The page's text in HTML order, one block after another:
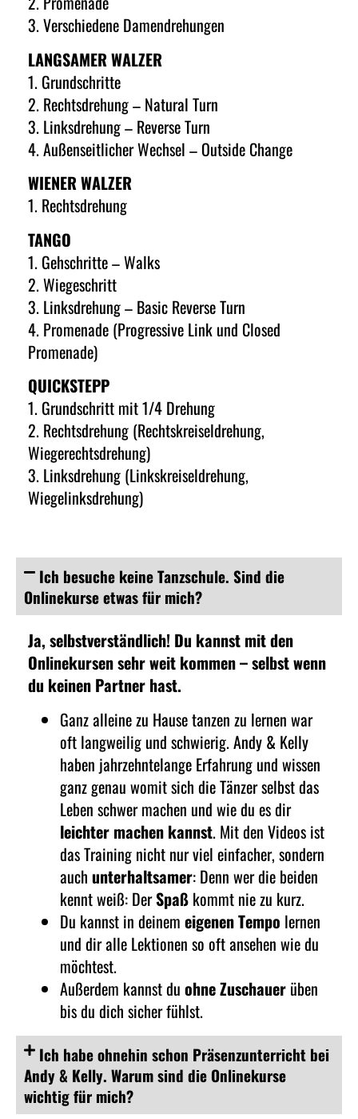
3. Verschiedene Damendrehungen
LANGSAMER WALZER
1. Grundschritte
2. Rechtsdrehung – Natural Turn
3. Linksdrehung – Reverse Turn
4. Außenseitlicher Wechsel – Outside Change
WIENER WALZER
1. Rechtsdrehung
TANGO
1. Gehschritte – Walks
2. Wiegeschritt
3. Linksdrehung – Basic Reverse Turn
4. Promenade (Progressive Link und Closed
Promenade)
QUICKSTEPP
1. Grundschritt mit 1/4 Drehung
2. Rechtsdrehung (Rechtskreiseldrehung,
Wiegerechtsdrehung)
3. Linksdrehung (Linkskreiseldrehung,
Wiegelinksdrehung)
Ich besuche keine Tanzschule. Sind die
Onlinekurse etwas für mich?
Ja, selbstverständlich! Du kannst mit den
Onlinekursen sehr weit kommen – selbst wenn
du keinen Partner hast.
Ganz alleine zu Hause tanzen zu lernen war
oft langweilig und schwierig.Andy & Kelly
haben jahrzehntelange Erfahrung und wissen
ganz genau womit sich die Tänzer selbst das
Leben schwer machen und wie du es dir
leichter machen kannst. Mit den Videos ist
das Training nicht nur viel einfacher, sondern
auch unterhaltsamer: Denn wer die beiden
kennt weiß: DerSpaß kommt nie zu kurz.
Du kannst in deinem eigenen Tempo lernen
und dir alle Lektionen so oft ansehen wie du
möchtest.
Außerdem kannst du ohne Zuschauer üben
bis du dich sicher fühlst.
Ich habe ohnehin schon Präsenzunterricht bei
Andy & Kelly. Warum sind die Onlinekurse
wichtig für mich?